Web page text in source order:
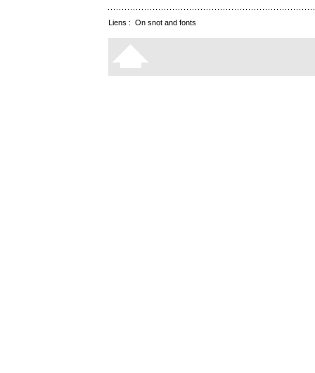
Liens : On snot and fonts